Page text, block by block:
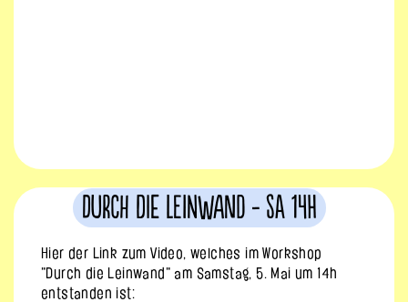
Durch die Leinwand - Sa 14h
Hier der Link zum Video, welches im Workshop
"Durch die Leinwand" am Samstag, 5. Mai um 14h
entstanden ist: